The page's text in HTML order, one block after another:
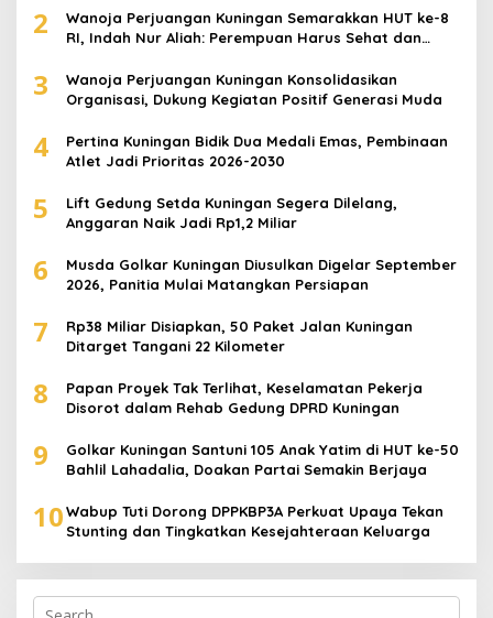
2
Wanoja Perjuangan Kuningan Semarakkan HUT ke-8
RI, Indah Nur Aliah: Perempuan Harus Sehat dan
3
Wanoja Perjuangan Kuningan Konsolidasikan
Organisasi, Dukung Kegiatan Positif Generasi Muda
4
Pertina Kuningan Bidik Dua Medali Emas, Pembinaan
Atlet Jadi Prioritas 2026-2030
5
Lift Gedung Setda Kuningan Segera Dilelang,
Anggaran Naik Jadi Rp1,2 Miliar
6
Musda Golkar Kuningan Diusulkan Digelar September
2026, Panitia Mulai Matangkan Persiapan
7
Rp38 Miliar Disiapkan, 50 Paket Jalan Kuningan
Ditarget Tangani 22 Kilometer
8
Papan Proyek Tak Terlihat, Keselamatan Pekerja
Disorot dalam Rehab Gedung DPRD Kuningan
9
Golkar Kuningan Santuni 105 Anak Yatim di HUT ke-50
Bahlil Lahadalia, Doakan Partai Semakin Berjaya
10Wabup Tuti Dorong DPPKBP3A Perkuat Upaya Tekan
Stunting dan Tingkatkan Kesejahteraan Keluarga
Search